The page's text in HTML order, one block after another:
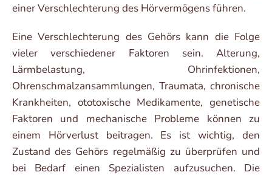
einer Verschlechterung des Hörvermögens führen.
Eine Verschlechterung des Gehörs kann die Folge
vieler verschiedener Faktoren sein. Alterung,
Lärmbelastung, Ohrinfektionen,
Ohrenschmalzansammlungen, Traumata, chronische
Krankheiten, ototoxische Medikamente, genetische
Faktoren und mechanische Probleme können zu
einem Hörverlust beitragen. Es ist wichtig, den
Zustand des Gehörs regelmäßig zu überprüfen und
bei Bedarf einen Spezialisten aufzusuchen. Die